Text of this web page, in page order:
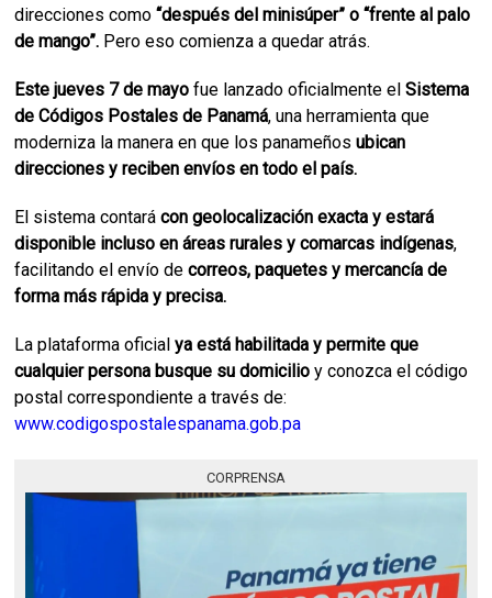
direcciones como“después del minisúper” o “frente al palo
de mango”. Pero eso comienza a quedar atrás.
Este jueves 7 de mayofue lanzado oficialmente elSistema
de Códigos Postales de Panamá, una herramienta que
moderniza la manera en que los panameños ubican
direcciones y reciben envíos en todo el país.
El sistema contarácon geolocalización exacta y estará
disponible incluso en áreas rurales y comarcas indígenas,
facilitando el envío decorreos, paquetes y mercancía de
forma más rápida y precisa.
La plataforma oficial ya está habilitada y permite que
cualquier persona busque su domicilioy conozca el código
postal correspondiente a través de:
www.codigospostalespanama.gob.pa
CORPRENSA